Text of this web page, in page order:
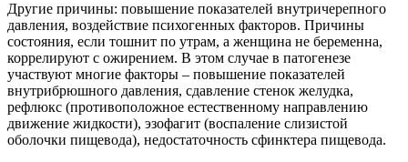
Другие причины: повышение показателей внутричерепного
давления, воздействие психогенных факторов. Причины
состояния, если тошнит по утрам, а женщина не беременна,
коррелируют с ожирением. В этом случае в патогенезе
участвуют многие факторы – повышение показателей
внутрибрюшного давления, сдавление стенок желудка,
рефлюкс (противоположное естественному направлению
движение жидкости), эзофагит (воспаление слизистой
оболочки пищевода), недостаточность сфинктера пищевода.